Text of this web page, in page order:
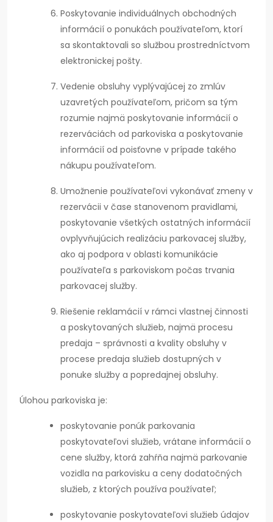
Poskytovanie individuálnych obchodných
informácií o ponukách používateľom, ktorí
sa skontaktovali so službou prostredníctvom
elektronickej pošty.
Vedenie obsluhy vyplývajúcej zo zmlúv
uzavretých používateľom, pričom sa tým
rozumie najmä poskytovanie informácií o
rezerváciách od parkoviska a poskytovanie
informácií od poisťovne v prípade takého
nákupu používateľom.
Umožnenie používateľovi vykonávať zmeny v
rezervácii v čase stanovenom pravidlami,
poskytovanie všetkých ostatných informácií
ovplyvňujúcich realizáciu parkovacej služby,
ako aj podpora v oblasti komunikácie
používateľa s parkoviskom počas trvania
parkovacej služby.
Riešenie reklamácií v rámci vlastnej činnosti
a poskytovaných služieb, najmä procesu
predaja – správnosti a kvality obsluhy v
procese predaja služieb dostupných v
ponuke služby a popredajnej obsluhy.
Úlohou parkoviska je:
poskytovanie ponúk parkovania
poskytovateľovi služieb, vrátane informácií o
cene služby, ktorá zahŕňa najmä parkovanie
vozidla na parkovisku a ceny dodatočných
služieb, z ktorých používa používateľ;
poskytovanie poskytovateľovi služieb údajov